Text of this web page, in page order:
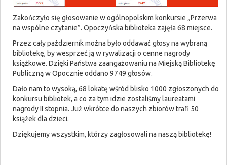
Zakończyło się głosowanie w ogólnopolskim konkursie „Przerwa
na wspólne czytanie”. Opoczyńska biblioteka zajęła 68 miejsce.
Przez cały październik można było oddawać głosy na wybraną
bibliotekę, by wesprzeć ją w rywalizacji o cenne nagrody
książkowe. Dzięki Państwa zaangażowaniu na Miejską Bibliotekę
Publiczną w Opocznie oddano 9749 głosów.
Dało nam to wysoką, 68 lokatę wśród blisko 1000 zgłoszonych do
konkursu bibliotek, a co za tym idzie zostaliśmy laureatami
nagrody II stopnia. Już wkrótce do naszych zbiorów trafi 50
książek dla dzieci.
Dziękujemy wszystkim, którzy zagłosowali na naszą bibliotekę!